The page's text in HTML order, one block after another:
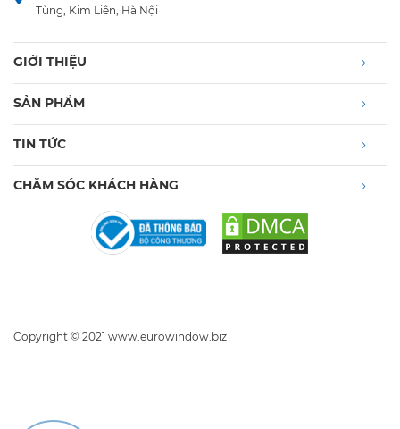
Tùng, Kim Liên, Hà Nội
GIỚI THIỆU
SẢN PHẨM
TIN TỨC
CHĂM SÓC KHÁCH HÀNG
Copyright © 2021 www.eurowindow.biz